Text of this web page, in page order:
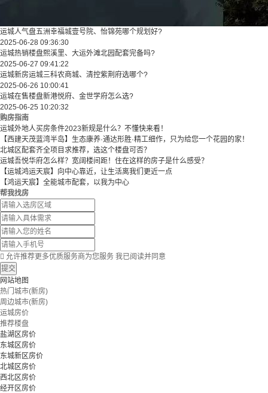
运城人气盘五洲幸福城壹号院、怡锦苑哪个规划好?
2025-06-28 09:36:30
运城热销楼盘熙溪里、大运外滩北园配套完备吗?
2025-06-27 09:41:22
运城新房运城三科农商城、清控紫荆府选哪个?
2025-06-26 10:00:41
运城在售楼盘新港悦府、金世学府怎么选?
2025-06-25 10:20:32
购房指南
运城外地人买房条件2023新规是什么？不懂快来看！
【西建天茂蓝湾半岛】生态康养·通达形胜·精工细作，只为给您一个花园的家！
北城区配套齐全项目求推荐，选这个楼盘可否？
运城吾悦华府怎么样？宽阔楼间距！住在这样的房子是什么感受？
【运城鸿运天宸】向中心靠近，让生活离我们更近一点
【鸿运天宸】全能城市配套，以我为中心
帮我找房
 允许推荐更多优质服务商为您服务 我已阅读并同意
提交
网站地图
热门城市(新房)
周边城市(新房)
运城房价
推荐楼盘
盐湖区房价
东城区房价
东城新区房价
北城区房价
西北区房价
经开区房价